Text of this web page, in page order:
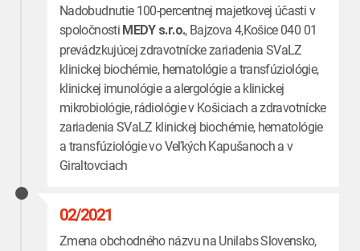
Nadobudnutie 100-percentnej majetkovej účasti v
spoločnosti MEDY s.r.o., Bajzova 4,Košice 040 01
prevádzkujúcej zdravotnícke zariadenia SVaLZ
klinickej biochémie, hematológie a transfúziológie,
klinickej imunológie a alergológie a klinickej
mikrobiológie, rádiológie v Košiciach a zdravotnícke
zariadenia SVaLZ klinickej biochémie, hematológie
a transfúziológie vo Veľkých Kapušanoch a v
Giraltovciach
02/2021
Zmena obchodného názvu na Unilabs Slovensko,